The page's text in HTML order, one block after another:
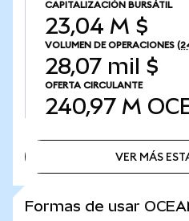
CAPITALIZACIÓN BURSÁTIL
23,04 M $
VOLUMEN DE OPERACIONES
28,07 mil $
OFERTA CIRCULANTE
240,97 M
VER MÁS
Formas de usar